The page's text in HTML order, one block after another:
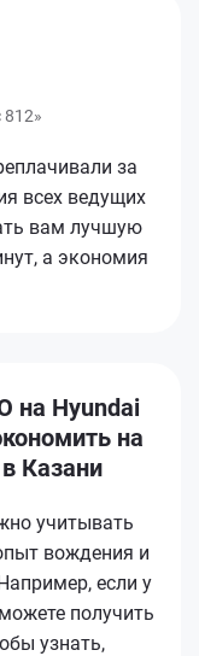
812»
за
всех ведущих
вам лучшую
а экономия
на Hyundai
на
Казани
учитывать
вождения и
если у
получить
узнать,